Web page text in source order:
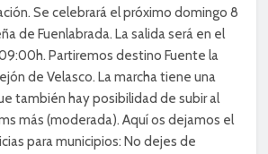
Se celebrará el próximo domingo 8
de Fuenlabrada. La salida será en el
Partiremos destino Fuente la
de Velasco. La marcha tiene una
también hay posibilidad de subir al
más (moderada). Aquí os dejamos el
para municipios: No dejes de